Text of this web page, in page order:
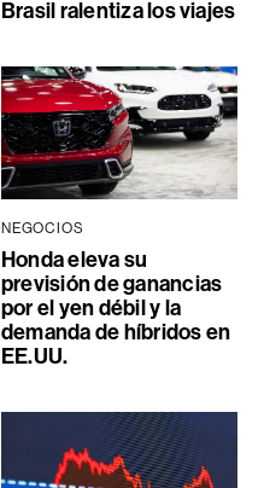
Brasil ralentiza los viajes
NEGOCIOS
Honda eleva su
previsión de ganancias
por el yen débil y la
demanda de híbridos en
EE.UU.